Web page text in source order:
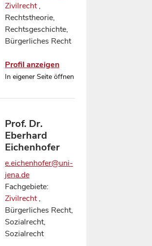
Zivilrecht,
Rechtstheorie,
Rechtsgeschichte,
Bürgerliches Recht
Profil anzeigen
In eigener Seite öffnen
Prof. Dr.
Eberhard
Eichenhofer
e.eichenhofer@uni-
jena.de
Fachgebiete:
Zivilrecht,
Bürgerliches Recht,
Sozialrecht,
Sozialrecht